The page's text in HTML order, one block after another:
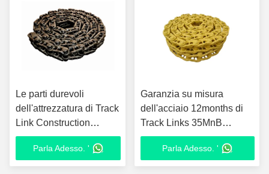
Le parti durevoli
dell'attrezzatura di Track
Link Construction
dell'escavatore PC300-7
hanno personalizzato
Parla Adesso. '
Garanzia su misura
dell'acciaio 12months di
Track Links 35MnB
dell'escavatore D85
Parla Adesso. '